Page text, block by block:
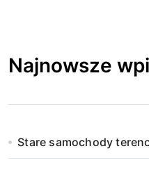
Najnowsze
Stare samochody